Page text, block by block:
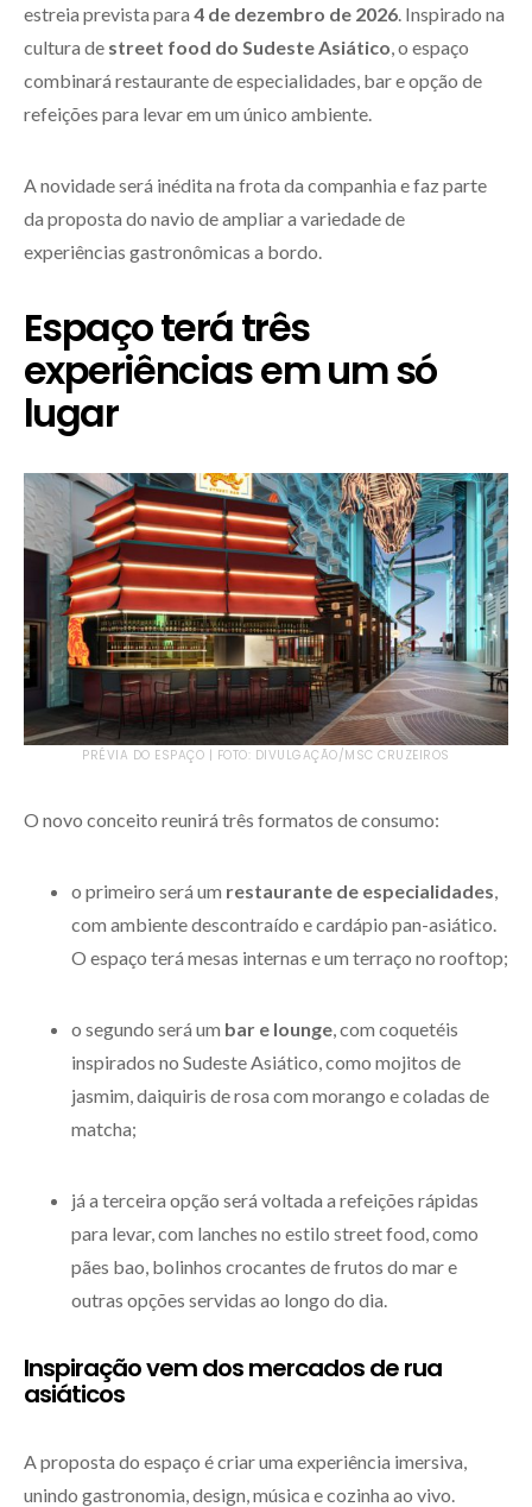
estreia prevista para 4 de dezembro de 2026 . Inspirado na
cultura de street food do Sudeste Asiático , o espaço
combinará restaurante de especialidades, bar e opção de
refeições para levar em um único ambiente.
A novidade será inédita na frota da companhia e faz parte
da proposta do navio de ampliar a variedade de
experiências gastronômicas a bordo.
Espaço terá três
experiências em um só
lugar
PRÉVIA DO ESPAÇO | FOTO: DIVULGAÇÃO/MSC CRUZEIROS
O novo conceito reunirá três formatos de consumo:
o primeiro será um restaurante de especialidades,
com ambiente descontraído e cardápio pan-asiático.
O espaço terá mesas internas e um terraço no rooftop;
o segundo será um bar e lounge, com coquetéis
inspirados no Sudeste Asiático, como mojitos de
jasmim, daiquiris de rosa com morango e coladas de
matcha;
já a terceira opção será voltada a refeições rápidas
para levar, com lanches no estilo street food, como
pães bao, bolinhos crocantes de frutos do mar e
outras opções servidas ao longo do dia.
Inspiração vem dos mercados de rua
asiáticos
A proposta do espaço é criar uma experiência imersiva,
unindo gastronomia, design, música e cozinha ao vivo.